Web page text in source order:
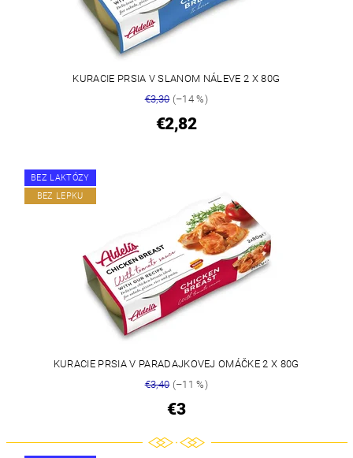
KURACIE PRSIA V SLANOM NÁLEVE 2 X 80G
€3,30(–14 %)
€2,82
BEZ LAKTÓZY
BEZ LEPKU
KURACIE PRSIA V PARADAJKOVEJ OMÁČKE 2 X 80G
€3,40(–11 %)
€3